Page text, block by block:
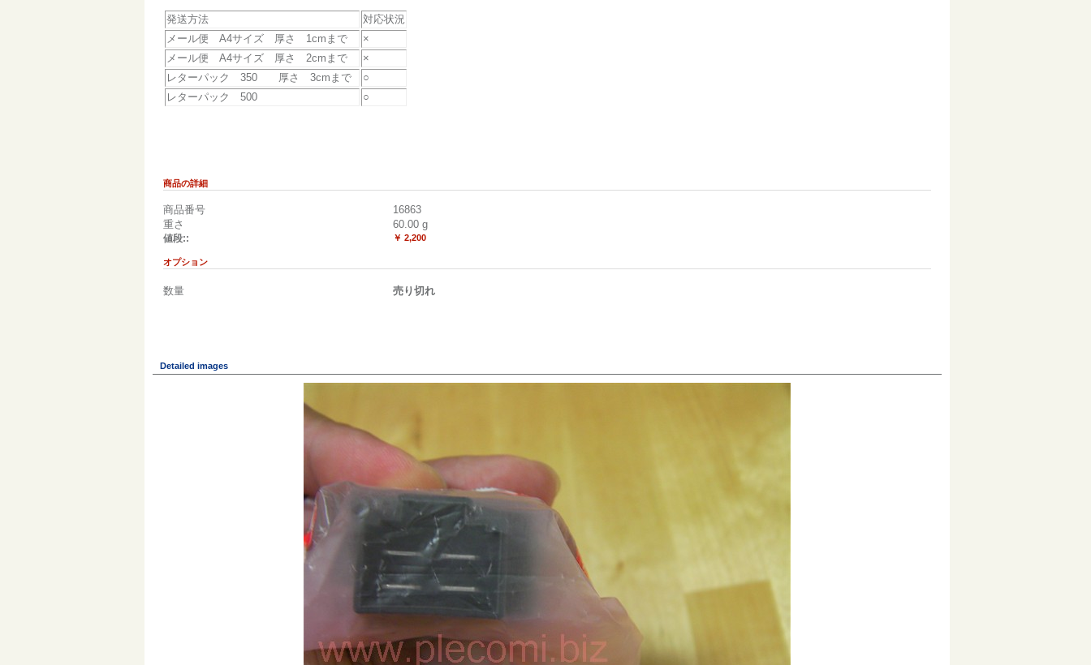
発送方法
対応状況
メール便 A4サイズ 厚さ 1cmまで
×
メール便 A4サイズ 厚さ 2cmまで
×
レターパック 350 厚さ 3cmまで
○
レターパック 500
○
商品の詳細
商品番号
16863
重さ
60.00 g
値段:: ￥ 2,200
オプション
数量 売り切れ
Detailed images